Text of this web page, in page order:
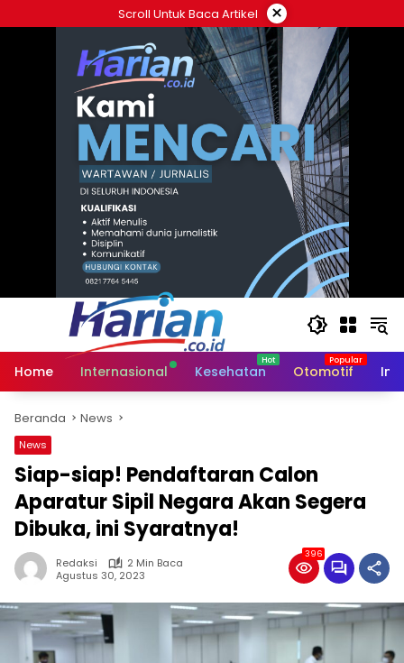
ke
Scroll Untuk Baca Artikel ×
Home Internasional Kesehatan Otomotif
Beranda News
News
Siap-siap! Pendaftaran Calon
Aparatur Sipil Negara Akan Segera
Dibuka, ini Syaratnya!
Redaksi
2 Min Baca
Agustus 30, 2023
396